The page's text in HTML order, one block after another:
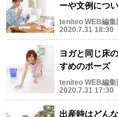
ーや文例につ
teniteo WEB編集
2020.7.31 18:30
ヨガと同じ床
すめのポーズ
teniteo WEB編集
2020.7.31 17:30
出産時はどん